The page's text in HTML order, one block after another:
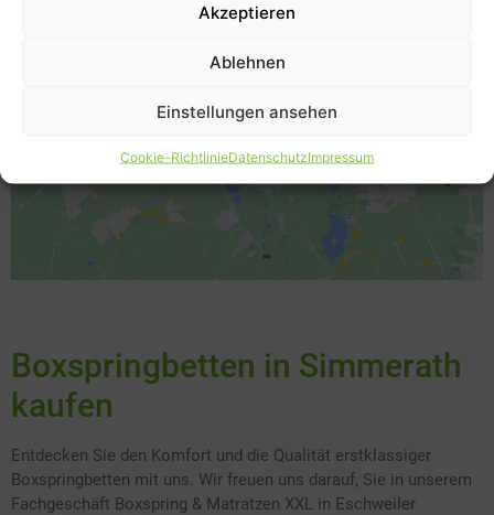
Akzeptieren
Ablehnen
Einstellungen ansehen
Cookie-RichtlinieDatenschutzImpressum
akzeptieren und diesen Inhalt zu
Boxspringbetten in Simmerath
kaufen
Entdecken Sie den Komfort und die Qualität erstklassiger
Boxspringbetten mit uns. Wir freuen uns darauf, Sie in unserem
Fachgeschäft Boxspring & Matratzen XXL in Eschweiler